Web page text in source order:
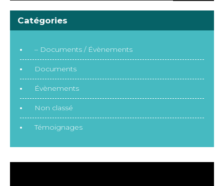
Catégories
– Documents / Évènements
Documents
Évènements
Non classé
Témoignages